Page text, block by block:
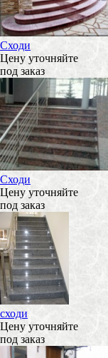
Сходи
Цену уточняйте
под заказ
Сходи
Цену уточняйте
под заказ
сходи
Цену уточняйте
под заказ